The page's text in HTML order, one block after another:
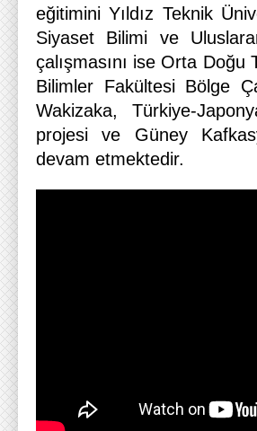
eğitimini Yıldız Teknik
Siyaset Bilimi ve
çalışmasını ise Orta
Bilimler Fakültesi Bölge
Wakizaka, Türkiye-
projesi ve Güney
devam etmektedir.